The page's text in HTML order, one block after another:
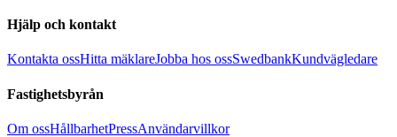
Hjälp och kontakt
Kontakta ossHitta mäklareJobba hos ossSwedbankKundvägledare
Fastighetsbyrån
Om ossHållbarhetPressAnvändarvillkor